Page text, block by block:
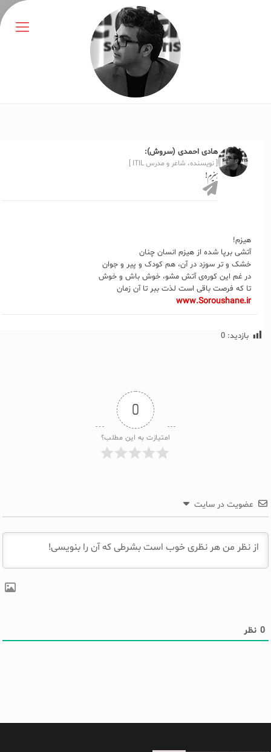
هادی احمدی (سروش):
[ نویسنده، شاعر و مدرس ITIL ]
هیزم!
هیزم!
آتشی برپا شده از هیزم انسان چنان
خشک و تر سوزد در آن، هم کودک و پیر و جوان
در غم این کوره‌ی آتش مشو، خوش باش و خوش
تا که فرصت باقی است لذت ببر تا آن زمان
www.Soroushane.ir
بازدید: 0
0
امتیازت به این مطلب؟
عضویت در سایت
0 نظر